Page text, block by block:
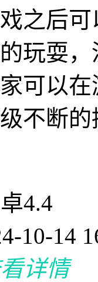
之后
玩耍
可以
不断的
4.4
10-14
详情